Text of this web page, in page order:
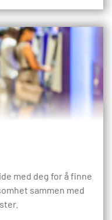
med deg for å finne
sammen med